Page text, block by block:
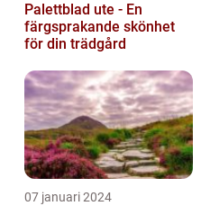
Palettblad ute - En
färgsprakande skönhet
för din trädgård
07 januari 2024